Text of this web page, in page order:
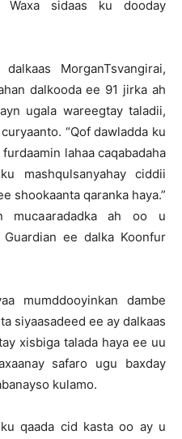
Waxa sidaas ku dooday
MorganTsvangirai,
dalkooda ee 91 jirka ah
ugala wareegtay taladii,
“Qof dawladda ku
lahaa caqabadaha
mashqulsanyahay ciddii
shookaanta qaranka haya.”
mucaaradadka ah oo u
ee dalka Koonfur
mumddooyinkan dambe
siyaasadeed ee ay dalkaas
xisbiga talada haya ee uu
safaro ugu baxday
kulamo.
qaada cid kasta oo ay u